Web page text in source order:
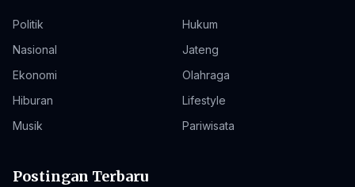
Politik
Hukum
Nasional
Jateng
Ekonomi
Olahraga
Hiburan
Lifestyle
Musik
Pariwisata
Postingan Terbaru